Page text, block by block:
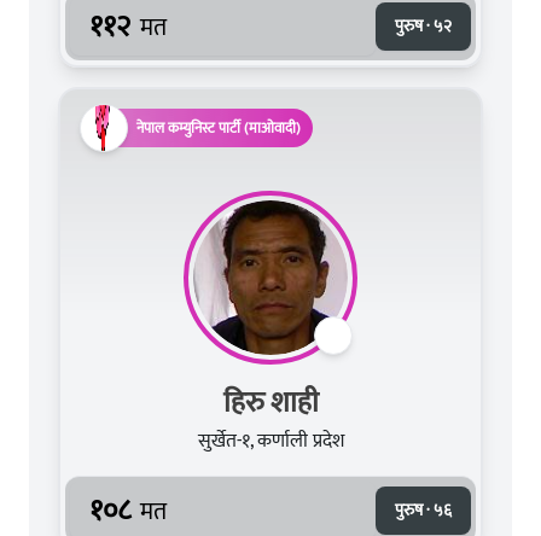
११२ मत पुरुष · ५२
नेपाल कम्युनिस्ट पार्टी (माओवादी)
हिरु शाही
सुर्खेत-१, कर्णाली प्रदेश
१०८ मत पुरुष · ५६